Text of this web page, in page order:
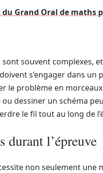
du Grand Oral de maths
souvent complexes,
s’engager dans
le problème en
dessiner un schéma
le fil tout au long de
durant l’épreuve
non seulement